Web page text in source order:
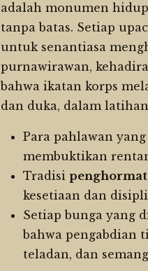
adalah monumen
tanpa batas. Setiap
untuk senantiasa
purnawirawan,
bahwa ikatan korps
dan duka, dalam
Para pahlawan
membuktikan
Tradisi
kesetiaan dan
Setiap bunga yang
bahwa pengabdian
teladan, dan